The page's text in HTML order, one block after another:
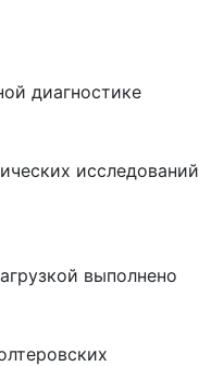
диагностике
исследований
выполнено